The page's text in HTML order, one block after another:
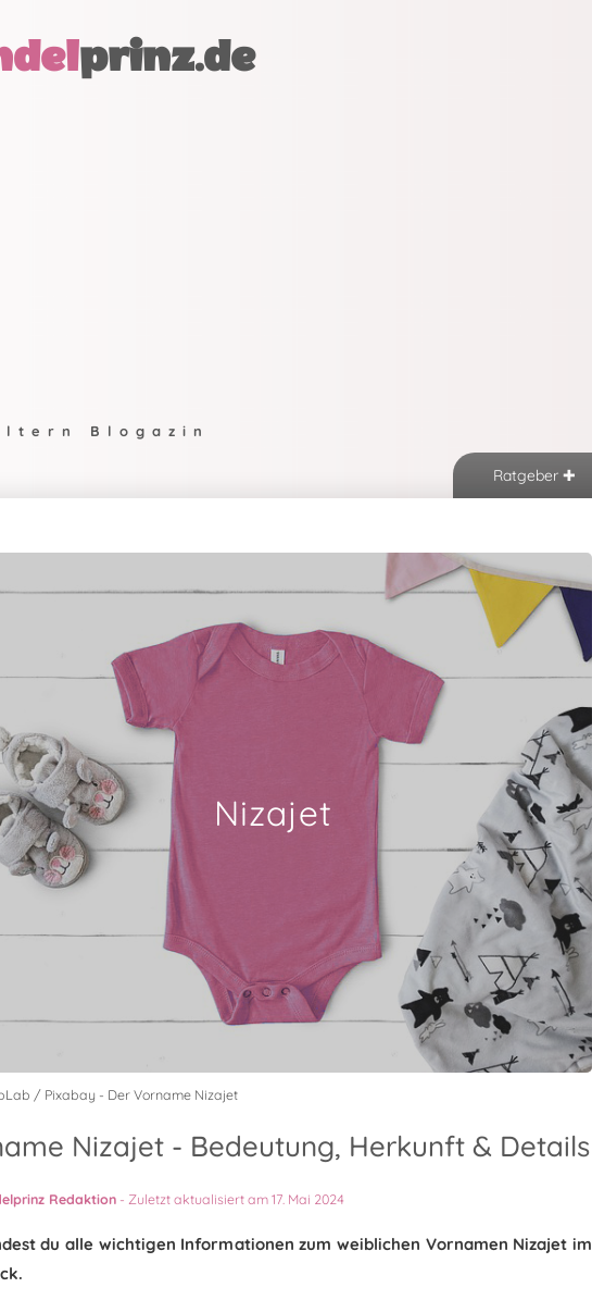
prinz.de
Blogazin
Ratgeber
Nizajet
/ Pixabay - Der Vorname Nizajet
Nizajet - Bedeutung, Herkunft & Details
Redaktion - Zuletzt aktualisiert am 17. Mai 2024
du alle wichtigen Informationen zum weiblichen Vornamen Nizajet im